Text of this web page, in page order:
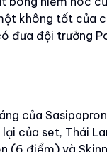
không tốt của
đưa đội trưởng
của
của set, Thái
(6 điểm) và